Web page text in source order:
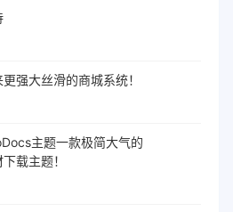
强大丝滑的商城系统！
主题一款极简大气的
载主题！